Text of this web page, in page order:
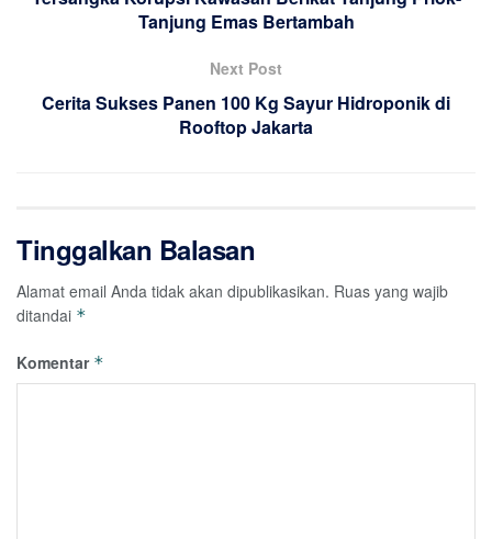
Tanjung Emas Bertambah
Next Post
Cerita Sukses Panen 100 Kg Sayur Hidroponik di
Rooftop Jakarta
Tinggalkan Balasan
Alamat email Anda tidak akan dipublikasikan. Ruas yang wajib
ditandai *
Komentar *